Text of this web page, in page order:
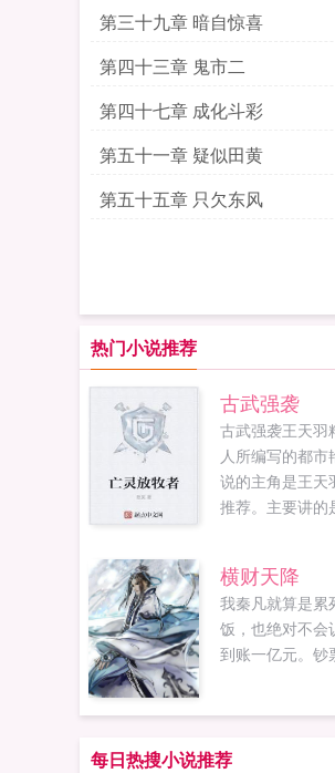
第三十九章 暗自惊喜
第四十三章 鬼市二
第四十七章 成化斗彩
第五十一章 疑似田黄
第五十五章 只欠东风
热门小说推荐
古武强袭
古武强袭王天羽
人所编写的都
说的主角是王天
推荐。主要讲的
了战友，他甘愿
惜血溅五步为了
特种兵重回都市
横财天降
我秦凡就算是累
饭，也绝对不会
到账一亿元。钞
每日热搜小说推荐